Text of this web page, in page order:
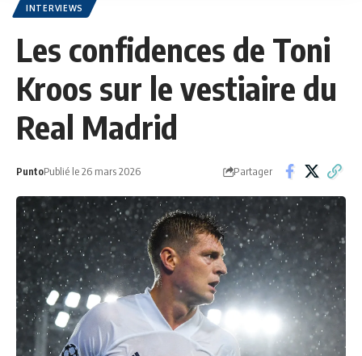
INTERVIEWS
Les confidences de Toni
Kroos sur le vestiaire du
Real Madrid
PuntoPublié le 26 mars 2026 Partager